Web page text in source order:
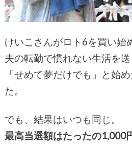
けいこさんがロト6を買い始
夫の転勤で慣れない生活を送
「せめて夢だけでも」と始
た。
でも、結果はいつも同じ。
最高当選額はたったの1,000